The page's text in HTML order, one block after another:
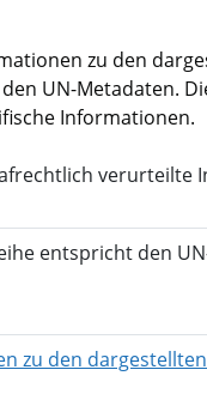
zu den
UN-Metadaten.
Informationen.
verurteilte
entspricht den
zu den